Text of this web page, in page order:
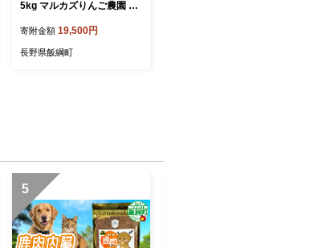
5kg マルカズりんご農園 沖
1月下旬頃から2026年12月
下旬頃まで順次発送予定 令
寄附金額 19,500円
長野県飯綱町
5